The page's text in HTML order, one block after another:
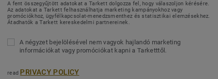
A fent összegyűjtött adatokat a Tarkett dolgozza fel, hogy válaszoljon kérésére.
Az adatokat a Tarkett felhasználhatja marketing kampányokhoz vagy
promóciókhoz, ügyfélkapcsolat-menedzsmenthez és statisztikai elemzésekhez.
Átadhatók a Tarkett kereskedelmi partnereinek.
A négyzet bejelölésével nem vagyok hajlandó marketing
információkat vagy promóciókat kapni a Tarketttől.
read PRIVACY POLICY